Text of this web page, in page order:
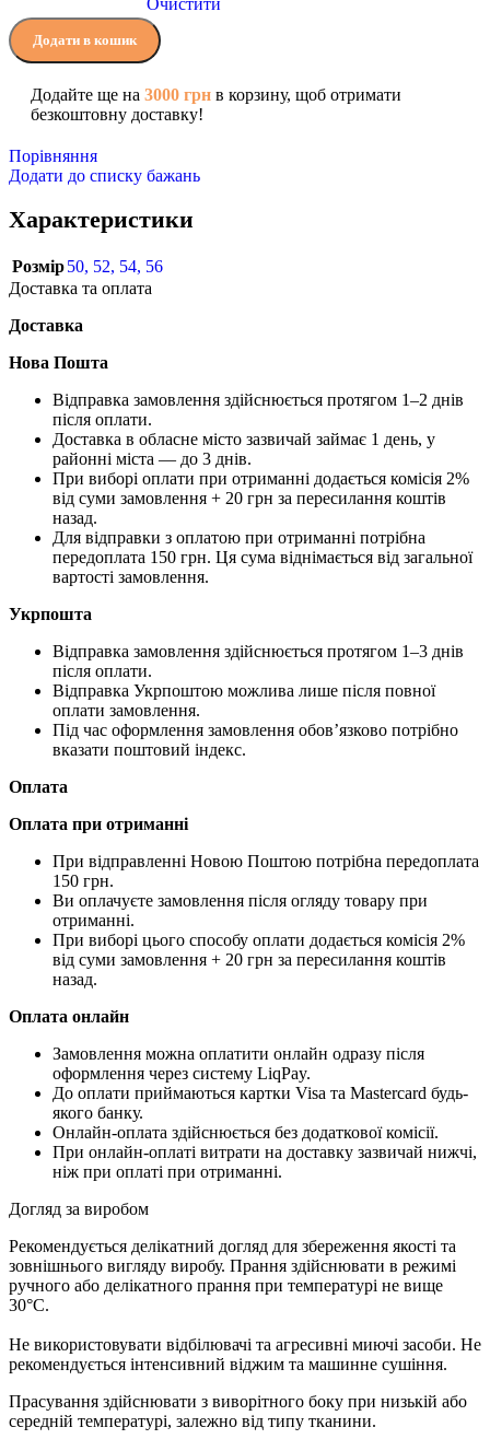
Очистити
Додати в кошик
Додайте ще на 3000 грн в корзину, щоб отримати
безкоштовну доставку!
Порівняння
Додати до списку бажань
Характеристики
Розмір50, 52, 54, 56
Доставка та оплата
Доставка
Нова Пошта
Відправка замовлення здійснюється протягом 1–2 днів
після оплати.
Доставка в обласне місто зазвичай займає 1 день, у
районні міста — до 3 днів.
При виборі оплати при отриманні додається комісія 2%
від суми замовлення + 20 грн за пересилання коштів
назад.
Для відправки з оплатою при отриманні потрібна
передоплата 150 грн. Ця сума віднімається від загальної
вартості замовлення.
Укрпошта
Відправка замовлення здійснюється протягом 1–3 днів
після оплати.
Відправка Укрпоштою можлива лише після повної
оплати замовлення.
Під час оформлення замовлення обов’язково потрібно
вказати поштовий індекс.
Оплата
Оплата при отриманні
При відправленні Новою Поштою потрібна передоплата
150 грн.
Ви оплачуєте замовлення після огляду товару при
отриманні.
При виборі цього способу оплати додається комісія 2%
від суми замовлення + 20 грн за пересилання коштів
назад.
Оплата онлайн
Замовлення можна оплатити онлайн одразу після
оформлення через систему LiqPay.
До оплати приймаються картки Visa та Mastercard будь-
якого банку.
Онлайн-оплата здійснюється без додаткової комісії.
При онлайн-оплаті витрати на доставку зазвичай нижчі,
ніж при оплаті при отриманні.
Догляд за виробом
Рекомендується делікатний догляд для збереження якості та
зовнішнього вигляду виробу. Прання здійснювати в режимі
ручного або делікатного прання при температурі не вище
30°C.
Не використовувати відбілювачі та агресивні миючі засоби. Не
рекомендується інтенсивний віджим та машинне сушіння.
Прасування здійснювати з виворітного боку при низькій або
середній температурі, залежно від типу тканини.